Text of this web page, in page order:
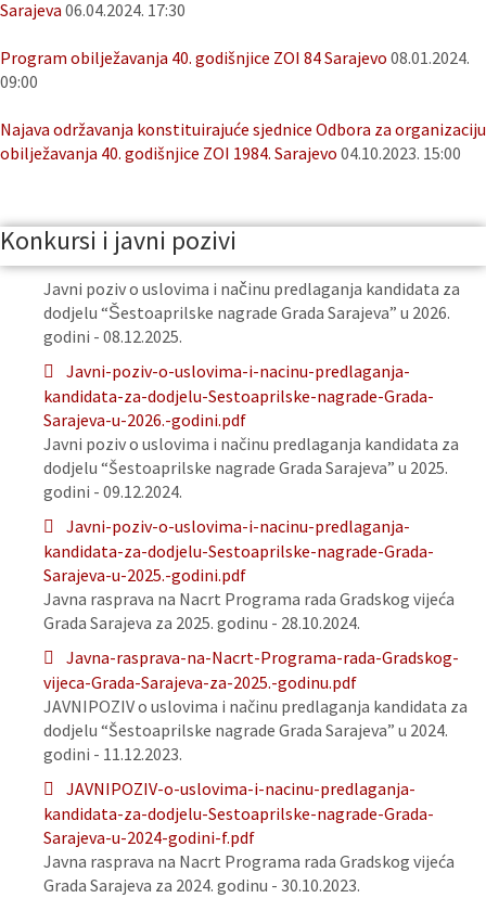
Sarajeva 06.04.2024. 17:30
Program obilježavanja 40. godišnjice ZOI 84 Sarajevo 08.01.2024.
09:00
Najava održavanja konstituirajuće sjednice Odbora za organizaciju
obilježavanja 40. godišnjice ZOI 1984. Sarajevo 04.10.2023. 15:00
Konkursi i javni pozivi
Javni poziv o uslovima i načinu predlaganja kandidata za
dodjelu “Šestoaprilske nagrade Grada Sarajeva” u 2026.
godini - 08.12.2025.
Javni-poziv-o-uslovima-i-nacinu-predlaganja-
kandidata-za-dodjelu-Sestoaprilske-nagrade-Grada-
Sarajeva-u-2026.-godini.pdf
Javni poziv o uslovima i načinu predlaganja kandidata za
dodjelu “Šestoaprilske nagrade Grada Sarajeva” u 2025.
godini - 09.12.2024.
Javni-poziv-o-uslovima-i-nacinu-predlaganja-
kandidata-za-dodjelu-Sestoaprilske-nagrade-Grada-
Sarajeva-u-2025.-godini.pdf
Javna rasprava na Nacrt Programa rada Gradskog vijeća
Grada Sarajeva za 2025. godinu - 28.10.2024.
Javna-rasprava-na-Nacrt-Programa-rada-Gradskog-
vijeca-Grada-Sarajeva-za-2025.-godinu.pdf
JAVNIPOZIV o uslovima i načinu predlaganja kandidata za
dodjelu “Šestoaprilske nagrade Grada Sarajeva” u 2024.
godini - 11.12.2023.
JAVNIPOZIV-o-uslovima-i-nacinu-predlaganja-
kandidata-za-dodjelu-Sestoaprilske-nagrade-Grada-
Sarajeva-u-2024-godini-f.pdf
Javna rasprava na Nacrt Programa rada Gradskog vijeća
Grada Sarajeva za 2024. godinu - 30.10.2023.